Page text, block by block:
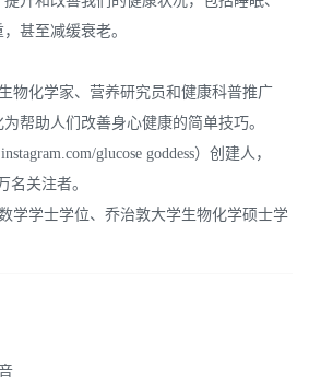
甚至减缓衰老。
物化学家、营养研究员和健康科普推广
帮助人们改善身心健康的简单技巧。
glucose goddess）创建人，
名关注者。
学学士学位、乔治敦大学生物化学硕士学